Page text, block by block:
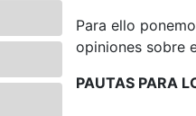
Para ello
opiniones sobre
PAUTAS PARA